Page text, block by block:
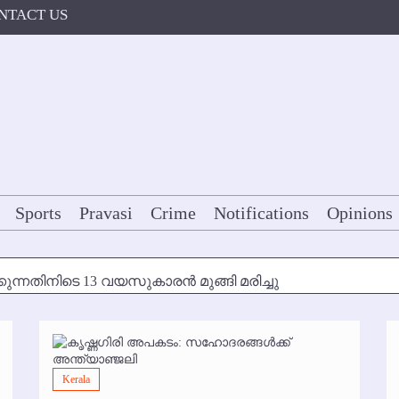
US
Sports Pravasi Crime Notifications Opinions
13 വയസുകാരന്‍ മുങ്ങി മരിച്ചു
മുതല്‍
ഇല്ല
Kerala